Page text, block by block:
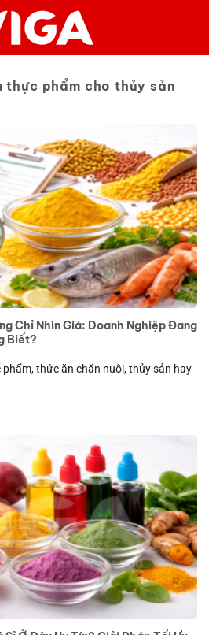
thực phẩm cho thủy sản
Chỉ Nhìn Giá: Doanh Nghiệp Đang
Biết?
thức ăn chăn nuôi, thủy sản hay